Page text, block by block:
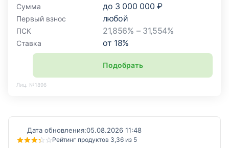
Сумма
до 3 000 000 ₽
Первый взнос любой
ПСК 21,856% – 31,554%
Ставка от 18%
Подобрать
Лиц. №1896
Дата обновления:05.08.2026 11:48
Рейтинг продуктов 3,36 из 5